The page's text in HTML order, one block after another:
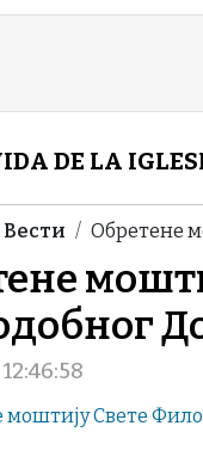
DE LA
Вести Обретене